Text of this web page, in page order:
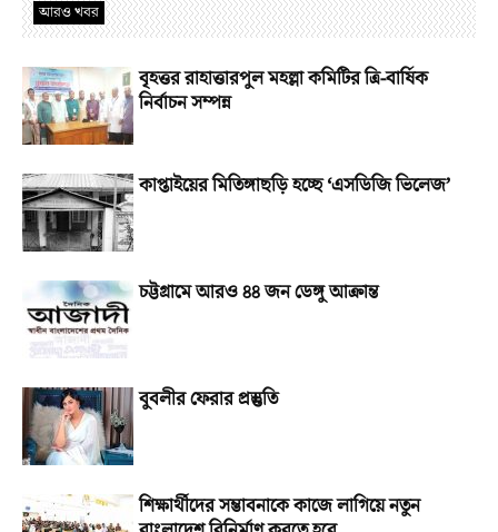
আরও খবর
বৃহত্তর রাহাত্তারপুল মহল্লা কমিটির ত্রি-বার্ষিক
নির্বাচন সম্পন্ন
কাপ্তাইয়ের মিতিঙ্গাছড়ি হচ্ছে ‘এসডিজি ভিলেজ’
চট্টগ্রামে আরও ৪৪ জন ডেঙ্গু আক্রান্ত
বুবলীর ফেরার প্রস্তুতি
শিক্ষার্থীদের সম্ভাবনাকে কাজে লাগিয়ে নতুন